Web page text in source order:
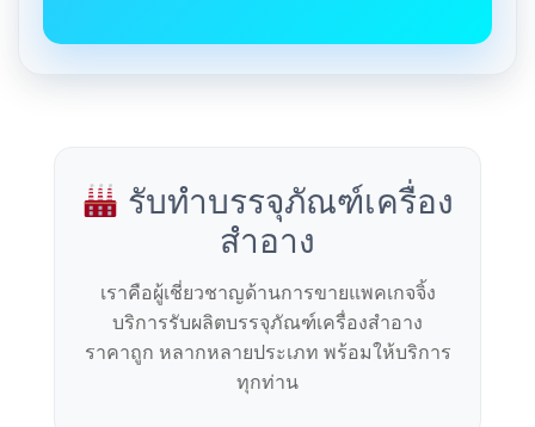
รับทำบรรจุภัณฑ์เครื่อง
สำอาง
เราคือผู้เชี่ยวชาญด้านการขายแพคเกจจิ้ง
บริการรับผลิตบรรจุภัณฑ์เครื่องสำอาง
ราคาถูก หลากหลายประเภท พร้อมให้บริการ
ทุกท่าน